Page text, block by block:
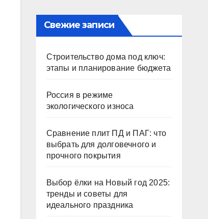
Свежие записи
Строительство дома под ключ:
этапы и планирование бюджета
Россия в режиме
экологического износа
Сравнение плит ПД и ПАГ: что
выбрать для долговечного и
прочного покрытия
Выбор ёлки на Новый год 2025:
тренды и советы для
идеального праздника